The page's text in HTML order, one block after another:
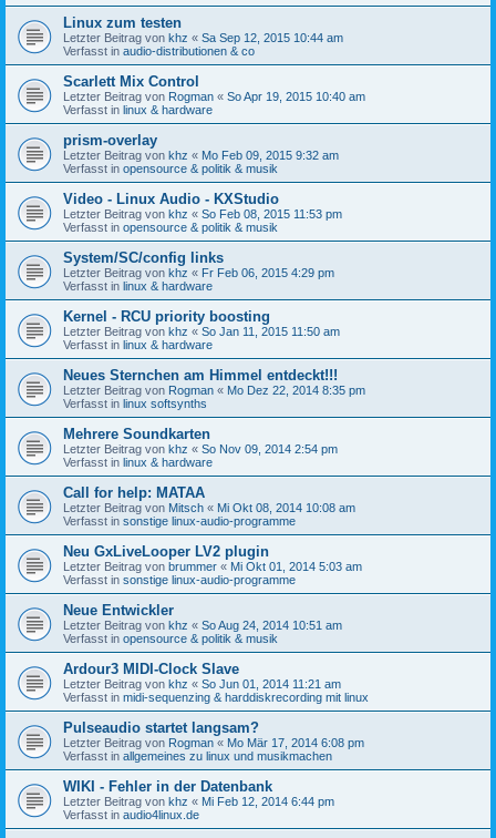
Linux zum testen
Letzter Beitrag von khz « Sa Sep 12, 2015 10:44 am
Verfasst in audio-distributionen & co
Scarlett Mix Control
Letzter Beitrag von Rogman « So Apr 19, 2015 10:40 am
Verfasst in linux & hardware
prism-overlay
Letzter Beitrag von khz « Mo Feb 09, 2015 9:32 am
Verfasst in opensource & politik & musik
Video - Linux Audio - KXStudio
Letzter Beitrag von khz « So Feb 08, 2015 11:53 pm
Verfasst in opensource & politik & musik
System/SC/config links
Letzter Beitrag von khz « Fr Feb 06, 2015 4:29 pm
Verfasst in linux & hardware
Kernel - RCU priority boosting
Letzter Beitrag von khz « So Jan 11, 2015 11:50 am
Verfasst in linux & hardware
Neues Sternchen am Himmel entdeckt!!!
Letzter Beitrag von Rogman « Mo Dez 22, 2014 8:35 pm
Verfasst in linux softsynths
Mehrere Soundkarten
Letzter Beitrag von khz « So Nov 09, 2014 2:54 pm
Verfasst in linux & hardware
Call for help: MATAA
Letzter Beitrag von Mitsch « Mi Okt 08, 2014 10:08 am
Verfasst in sonstige linux-audio-programme
Neu GxLiveLooper LV2 plugin
Letzter Beitrag von brummer « Mi Okt 01, 2014 5:03 am
Verfasst in sonstige linux-audio-programme
Neue Entwickler
Letzter Beitrag von khz « So Aug 24, 2014 10:51 am
Verfasst in opensource & politik & musik
Ardour3 MIDI-Clock Slave
Letzter Beitrag von khz « So Jun 01, 2014 11:21 am
Verfasst in midi-sequenzing & harddiskrecording mit linux
Pulseaudio startet langsam?
Letzter Beitrag von Rogman « Mo Mär 17, 2014 6:08 pm
Verfasst in allgemeines zu linux und musikmachen
WIKI - Fehler in der Datenbank
Letzter Beitrag von khz « Mi Feb 12, 2014 6:44 pm
Verfasst in audio4linux.de